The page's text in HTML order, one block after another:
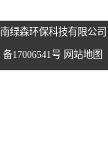
绿森环保科技有限公司
备17006541号 网站地图